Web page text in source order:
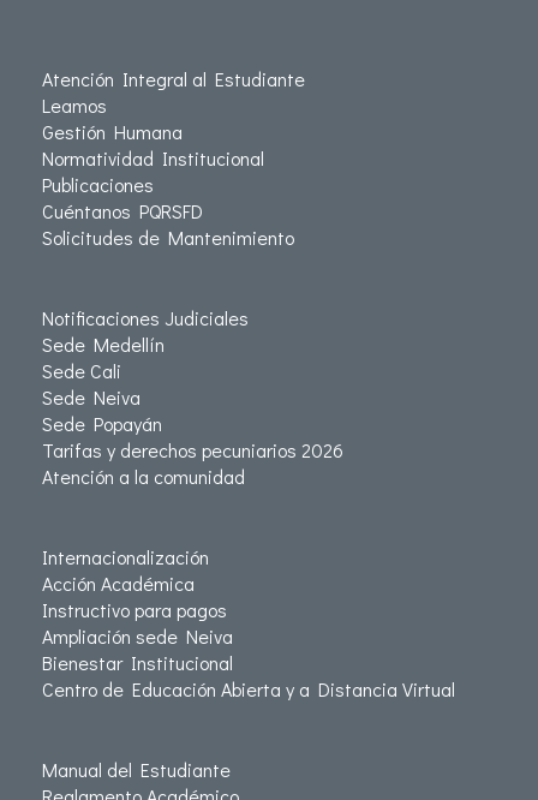
Atención Integral al Estudiante
Leamos
Gestión Humana
Normatividad Institucional
Publicaciones
Cuéntanos PQRSFD
Solicitudes de Mantenimiento
Notificaciones Judiciales
Sede Medellín
Sede Cali
Sede Neiva
Sede Popayán
Tarifas y derechos pecuniarios 2026
Atención a la comunidad
Internacionalización
Acción Académica
Instructivo para pagos
Ampliación sede Neiva
Bienestar Institucional
Centro de Educación Abierta y a Distancia Virtual
Manual del Estudiante